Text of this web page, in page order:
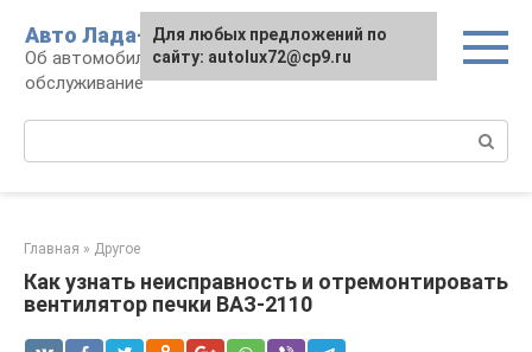
контенту
Авто Лада-люкс
Об автомобилях LADA: эксплуатация и
обслуживание
Главная » Другое
Как узнать неисправность и отремонтировать
вентилятор печки ВАЗ-2110
Для любых предложений по
сайту: autolux72@cp9.ru